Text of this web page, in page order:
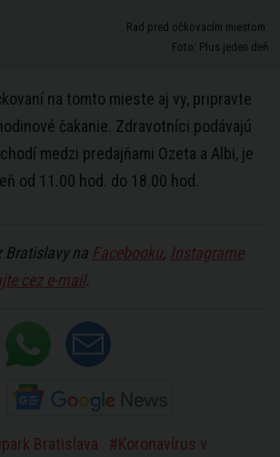
Rad pred očkovacím miestom.
Foto: Plus jeden deň
na tomto mieste aj vy, pripravte
čakanie. Zdravotníci podávajú
medzi predajňami Ozeta a Albi, je
od 11.00 hod. do 18.00 hod.
Bratislavy na Facebooku, Instagrame
cez e-mail.
Bratislava
Koronavírus v